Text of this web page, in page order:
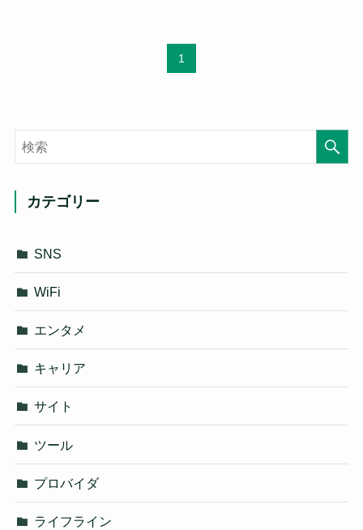
1
カテゴリー
SNS
WiFi
エンタメ
キャリア
サイト
ツール
プロバイダ
ライフライン